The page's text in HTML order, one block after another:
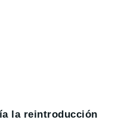
la reintroducción